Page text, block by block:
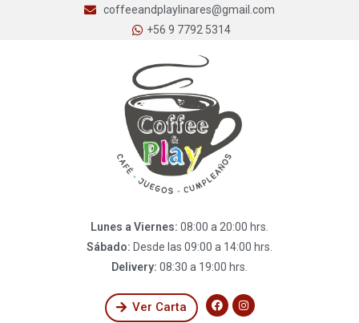
coffeeandplaylinares@gmail.com
+56 9 7792 5314
Lunes a Viernes: 08:00 a 20:00 hrs.
Sábado: Desde las 09:00 a 14:00 hrs.
Delivery: 08:30 a 19:00 hrs.
Ver Carta